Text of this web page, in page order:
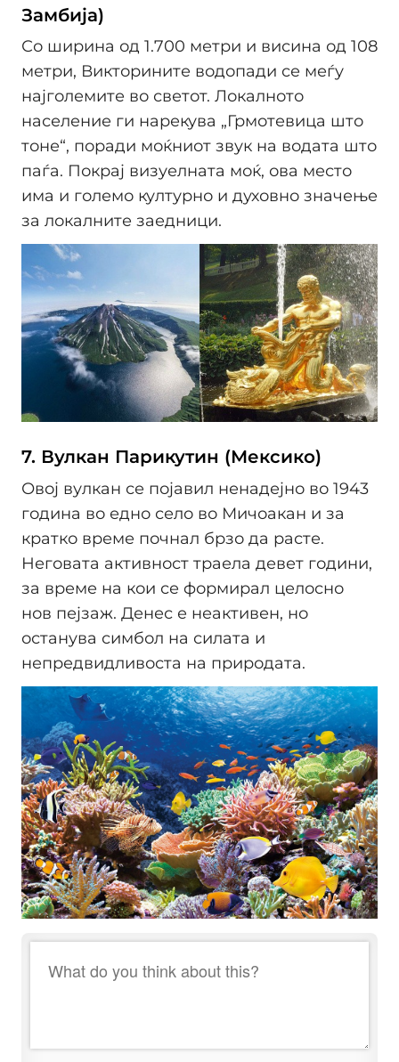
Замбија)
Со ширина од 1.700 метри и висина од 108
метри, Викторините водопади се меѓу
најголемите во светот. Локалното
население ги нарекува „Грмотевица што
тоне“, поради моќниот звук на водата што
паѓа. Покрај визуелната моќ, ова место
има и големо културно и духовно значење
за локалните заедници.
7. Вулкан Парикутин (Мексико)
Овој вулкан се појавил ненадејно во 1943
година во едно село во Мичоакан и за
кратко време почнал брзо да расте.
Неговата активност траела девет години,
за време на кои се формирал целосно
нов пејзаж. Денес е неактивен, но
останува симбол на силата и
непредвидливоста на природата.